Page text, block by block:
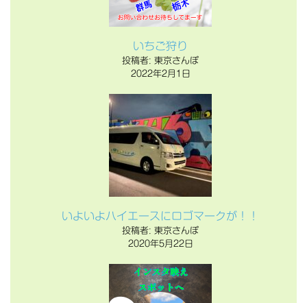
いちご狩り
投稿者: 東京さんぽ
2022年2月1日
いよいよハイエースにロゴマークが！！
投稿者: 東京さんぽ
2020年5月22日